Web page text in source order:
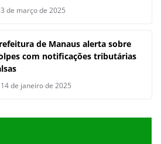
3 de março de 2025
de Manaus alerta sobre
com notificações tributárias
14 de janeiro de 2025